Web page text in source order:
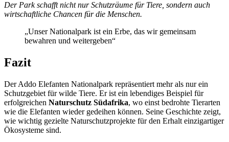
Der Park schafft nicht nur Schutzräume für Tiere, sondern auch
wirtschaftliche Chancen für die Menschen.
„Unser Nationalpark ist ein Erbe, das wir gemeinsam
bewahren und weitergeben“
Fazit
Der Addo Elefanten Nationalpark repräsentiert mehr als nur ein
Schutzgebiet für wilde Tiere. Er ist ein lebendiges Beispiel für
erfolgreichen Naturschutz Südafrika, wo einst bedrohte Tierarten
wie die Elefanten wieder gedeihen können. Seine Geschichte zeigt,
wie wichtig gezielte Naturschutzprojekte für den Erhalt einzigartiger
Ökosysteme sind.